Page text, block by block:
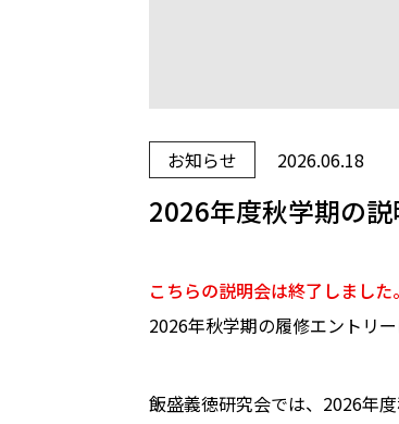
お知らせ 2026.06.18
2026年度秋学期の説
こちらの説明会は終了しました。
2026年秋学期の履修エントリー
飯盛義徳研究会では、2026年